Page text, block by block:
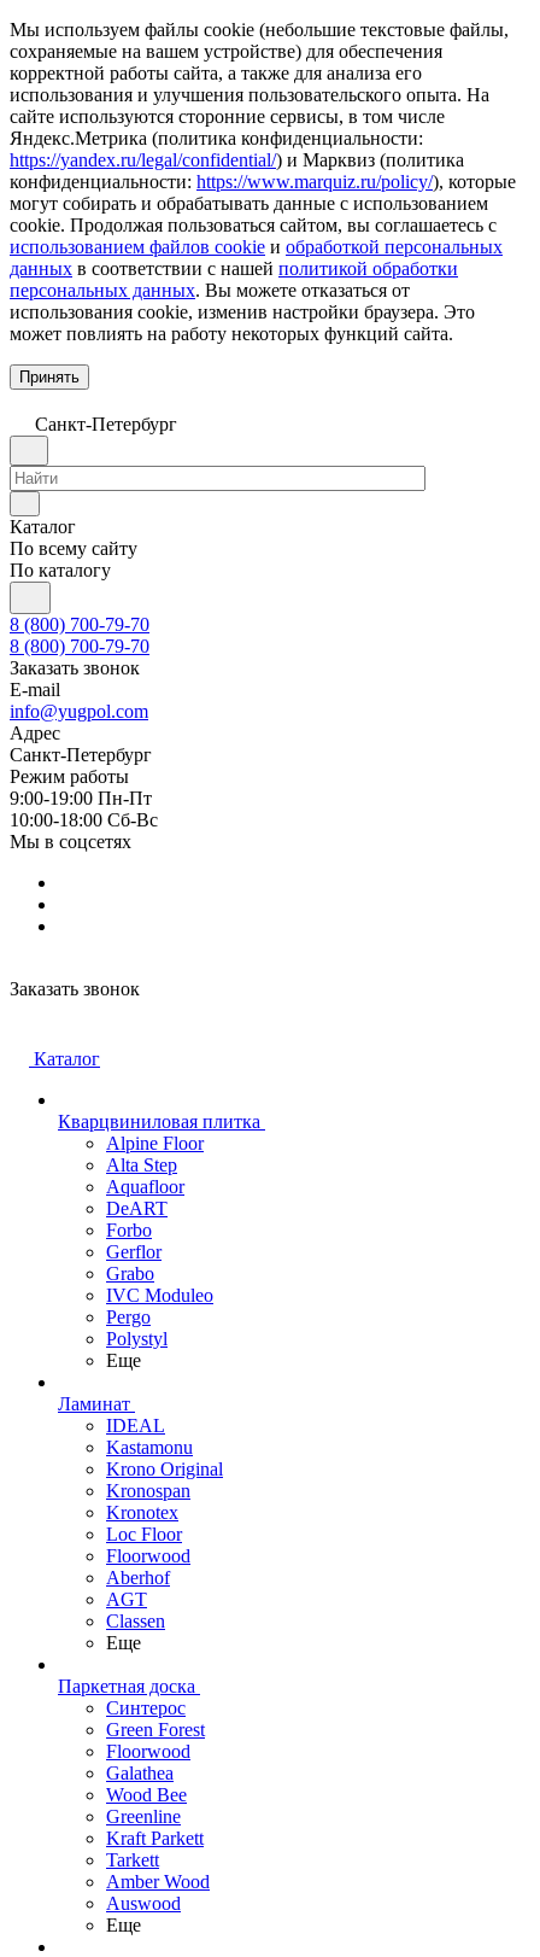
Мы используем файлы cookie (небольшие текстовые файлы,
сохраняемые на вашем устройстве) для обеспечения
корректной работы сайта, а также для анализа его
использования и улучшения пользовательского опыта. На
сайте используются сторонние сервисы, в том числе
Яндекс.Метрика (политика конфиденциальности:
https://yandex.ru/legal/confidential/) и Марквиз (политика
конфиденциальности: https://www.marquiz.ru/policy/), которые
могут собирать и обрабатывать данные с использованием
cookie. Продолжая пользоваться сайтом, вы соглашаетесь с
использованием файлов cookie и обработкой персональных
данных в соответствии с нашей политикой обработки
персональных данных. Вы можете отказаться от
использования cookie, изменив настройки браузера. Это
может повлиять на работу некоторых функций сайта.
Принять
Санкт-Петербург
Каталог
По всему сайту
По каталогу
8 (800) 700-79-70
8 (800) 700-79-70
Заказать звонок
E-mail
info@yugpol.com
Адрес
Санкт-Петербург
Режим работы
9:00-19:00 Пн-Пт
10:00-18:00 Cб-Вс
Мы в соцсетях
Заказать звонок
Каталог
Кварцвиниловая плитка
Alpine Floor
Alta Step
Aquafloor
DeART
Forbo
Gerflor
Grabo
IVC Moduleo
Pergo
Polystyl
Еще
Ламинат
IDEAL
Kastamonu
Krono Original
Kronospan
Kronotex
Loc Floor
Floorwood
Aberhof
AGT
Classen
Еще
Паркетная доска
Синтерос
Green Forest
Floorwood
Galathea
Wood Bee
Greenline
Kraft Parkett
Tarkett
Amber Wood
Auswood
Еще